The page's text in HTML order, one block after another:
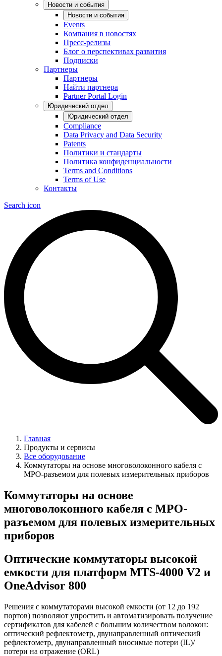
Новости и события
Новости и события
Events
Компания в новостях
Пресс-релизы
Блог о перспективах развития
Подписки
Партнеры
Партнеры
Найти партнера
Partner Portal Login
Юридический отдел
Юридический отдел
Compliance
Data Privacy and Data Security
Patents
Политики и стандарты
Политика конфиденциальности
Terms and Conditions
Terms of Use
Контакты
Search icon
Главная
Продукты и сервисы
Все оборудование
Коммутаторы на основе многоволоконного кабеля с
MPO-разъемом для полевых измерительных приборов
Коммутаторы на основе
многоволоконного кабеля с MPO-
разъемом для полевых измерительных
приборов
Оптические коммутаторы высокой
емкости для платформ MTS-4000 V2 и
OneAdvisor 800
Решения с коммутаторами высокой емкости (от 12 до 192
портов) позволяют упростить и автоматизировать получение
сертификатов для кабелей с большим количеством волокон:
оптический рефлектометр, двунаправленный оптический
рефлектометр, двунаправленный вносимые потери (IL)/
потери на отражение (ORL)